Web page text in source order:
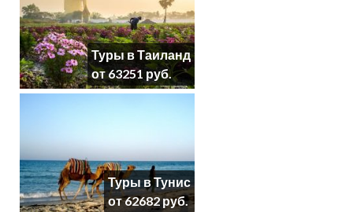
Туры в Таиланд
от 63251 руб.
Туры в Тунис
от 62682 руб.